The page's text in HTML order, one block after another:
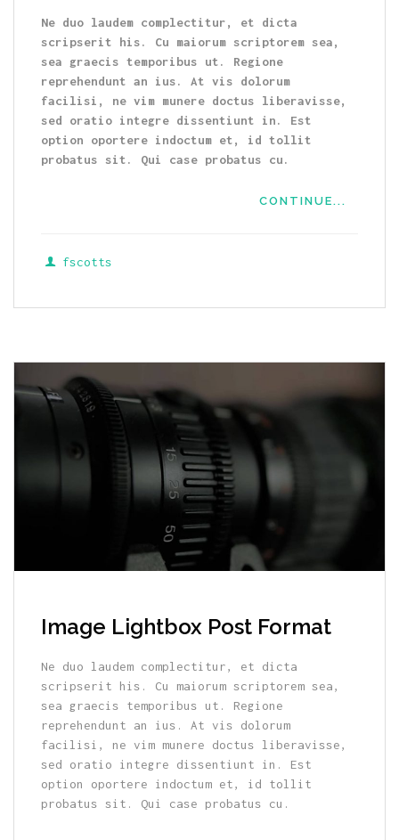
Ne duo laudem complectitur, et dicta
scripserit his. Cu maiorum scriptorem sea,
sea graecis temporibus ut. Regione
reprehendunt an ius. At vis dolorum
facilisi, ne vim munere doctus liberavisse,
sed oratio integre dissentiunt in. Est
option oportere indoctum et, id tollit
probatus sit. Qui case probatus cu.
CONTINUE...
fscotts
Image Lightbox Post Format
Ne duo laudem complectitur, et dicta
scripserit his. Cu maiorum scriptorem sea,
sea graecis temporibus ut. Regione
reprehendunt an ius. At vis dolorum
facilisi, ne vim munere doctus liberavisse,
sed oratio integre dissentiunt in. Est
option oportere indoctum et, id tollit
probatus sit. Qui case probatus cu.